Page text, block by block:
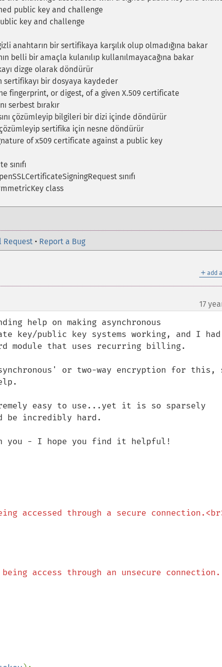
public key and challenge
key and challenge
anahtarın bir sertifikaya karşılık olup olmadığına bakar
belli bir amaçla kulanılıp kullanılmayacağına bakar
dizge olarak döndürür
bir dosyaya kaydeder
fingerprint, or digest, of a given X.509 certificate
serbest bırakır
çözümleyip bilgileri bir dizi içinde döndürür
sertifika için nesne döndürür
of x509 certificate against a public key
sınıfı
sınıfı
class
Request • Report a Bug
＋ add
17
help on making asynchronous
key/public key systems working, and I
module that uses recurring billing.
or two-way encryption for this,
easy to use...yet it is so sparsely
be incredibly hard.
you - I hope you find it helpful!
accessed through a secure
being access through an unsecure connection.